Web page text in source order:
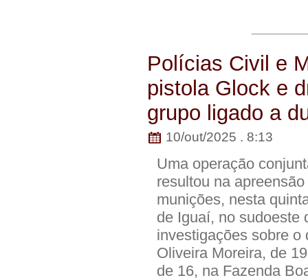
Polícias Civil e
pistola Glock e
grupo ligado a
10/out/2025 . 8:13
Uma operação
resultou na
munições, nesta
de Iguaí, no sudoeste
investigações sobre
Oliveira Moreira, de
de 16, na Fazenda